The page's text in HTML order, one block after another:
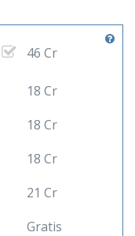
46 Cr
18 Cr
18 Cr
18 Cr
21 Cr
Gratis